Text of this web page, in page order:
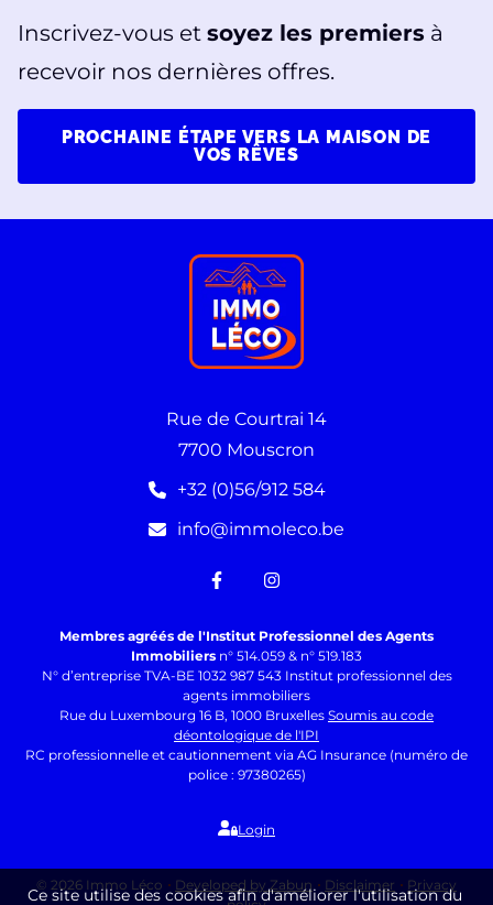
Inscrivez-vous et soyez les premiers à
recevoir nos dernières offres.
PROCHAINE ÉTAPE VERS LA MAISON DE
VOS RÊVES
Rue de Courtrai 14
7700 Mouscron
+32 (0)56/912 584
info@immoleco.be
Membres agréés de l'Institut Professionnel des Agents
Immobiliers n° 514.059 & n° 519.183
N° d’entreprise TVA-BE 1032 987 543 Institut professionnel des
agents immobiliers
Rue du Luxembourg 16 B, 1000 Bruxelles Soumis au code
déontologique de l'IPI
RC professionnelle et cautionnement via AG Insurance (numéro de
police : 97380265)
Login
© 2026 Immo Léco Developed by Zabun Disclaimer
Privacy
Ce site utilise des cookies afin d'améliorer l'utilisation du